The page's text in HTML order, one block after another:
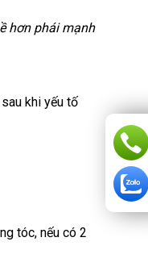
hơn phái mạnh
khi yếu tố
tóc, nếu có 2